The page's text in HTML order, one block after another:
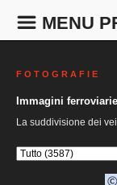
MENU
F O T O G R A F I E
Immagini
La suddivisione dei